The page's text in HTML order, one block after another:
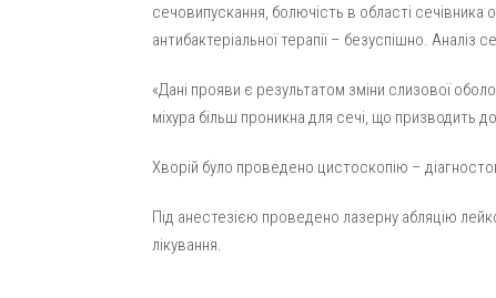
сечовипускання, болючість в області
антибактеріальної терапії – безуспішно. Аналіз
«Дані прояви є результатом зміни слизової
міхура більш проникна для сечі, що призводить
Хворій було проведено цистоскопію –
Під анестезією проведено лазерну абляцію
лікування.